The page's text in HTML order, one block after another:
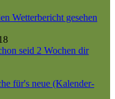
Wetterbericht gesehen
seid 2 Wochen dir
für's neue (Kalender-